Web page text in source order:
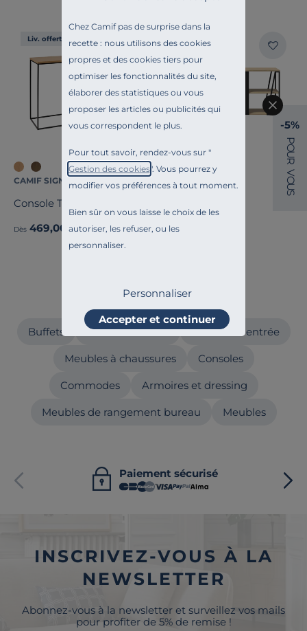
Chez Camif pas de surprise dans la
recette : nous utilisons des cookies
propres et des cookies tiers pour
optimiser les fonctionnalités du site,
élaborer des statistiques ou vous
proposer les articles ou publicités qui
vous correspondent le plus.
Pour tout savoir, rendez-vous sur "
Gestion des cookies". Vous pourrez y
modifier vos préférences à tout moment.
Bien sûr on vous laisse le choix de les
autoriser, les refuser, ou les
personnaliser.
Personnaliser
Accepter et continuer
Liv. offerte
CAMIF SIGNATURE
Console Teri
Dès 469,00 €
Liv. offerte
CAMIF SIGNATURE
Dès 999,00 €
Buffets Meubles vitrines Meubles d'entrée
Meubles à chaussures Consoles
Commodes Armoires et dressing
Meubles de rangement bureau Meubles
Paiement sécurisé
INSCRIVEZ-VOUS À LA
NEWSLETTER
Abonnez-vous à la newsletter et surveillez vos mails
pour profiter de 5% de remise !
-5%
P
O
U
R
V
O
U
S